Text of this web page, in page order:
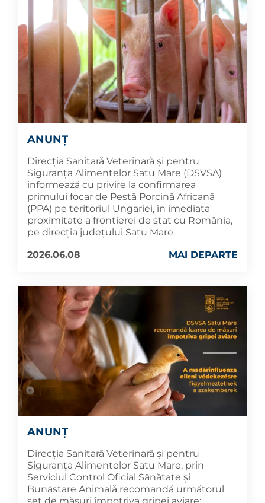
ANUNȚ
Direcția Sanitară Veterinară și pentru
Siguranța Alimentelor Satu Mare (DSVSA)
informează cu privire la confirmarea
primului focar de Pestă Porcină Africană
(PPA) pe teritoriul Ungariei, în imediata
proximitate a frontierei de stat cu România,
pe direcția județului Satu Mare.
2026.06.08
MAI DEPARTE
ANUNȚ
Direcția Sanitară Veterinară și pentru
Siguranța Alimentelor Satu Mare, prin
Serviciul Control Oficial Sănătate și
Bunăstare Animală recomandă următorul
set de măsuri împotriva gripei aviare: